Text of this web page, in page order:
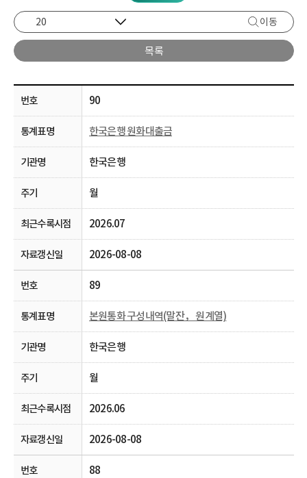
이동
목록
90
한국은행 원화대출금
한국은행
월
2026.07
2026-08-08
89
본원통화 구성내역(말잔， 원계열)
한국은행
월
2026.06
2026-08-08
88